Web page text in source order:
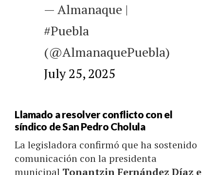
— Almanaque |
#Puebla
(@AlmanaquePuebla)
July 25, 2025
Llamado a resolver conflicto con el
síndico de San Pedro Cholula
La legisladora confirmó que ha sostenido
comunicación con la presidenta
municipal Tonantzin Fernández Díaz e